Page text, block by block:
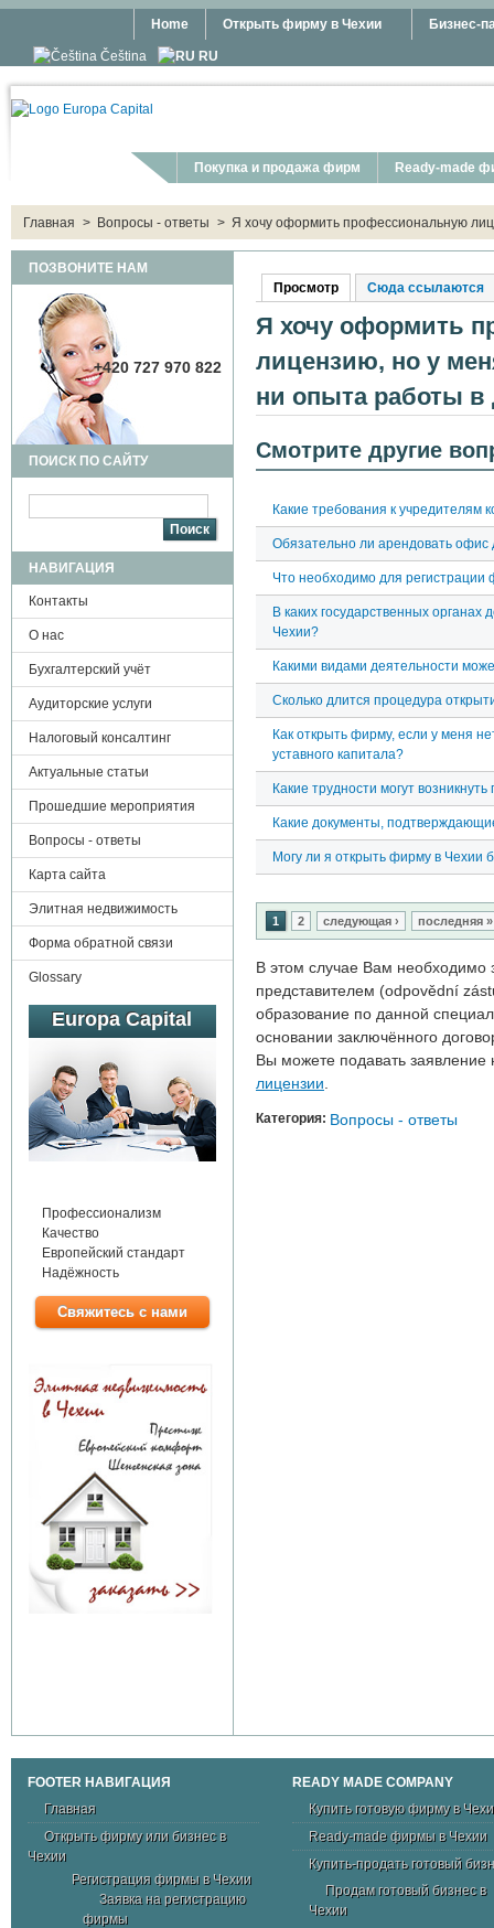
Перейти к основному содержанию
Home
Открыть фирму в Чехии Бизнес-
Čeština RU
Покупка и продажа фирм Ready-made
You are here:
Главная > Вопросы - ответы > Я хочу оформить профессиональную
ПОЗВОНИТЕ НАМ
+420 727 970 822
ПОИСК ПО САЙТУ
НАВИГАЦИЯ
Контакты
О нас
Бухгалтерский учёт
Аудиторские услуги
Налоговый консалтинг
Актуальные статьи
Прошедшие мероприятия
Вопросы - ответы
Карта сайта
Элитная недвижимость
Форма обратной связи
Glossary
Europa Capital
Профессионализм
Качество
Европейский стандарт
Надёжность
Свяжитесь с нами
Главные вкладки
Просмотр(активная вкладка)
Сюда ссылаются
Я хочу оформить
лицензию, но у
ни опыта работы в
Смотрите другие
Какие требования к учредителям
Обязательно ли арендовать
Что необходимо для
В каких государственных
Чехии?
Какими видами деятельности
Сколько длится процедура
Как открыть фирму, если у меня
уставного капитала?
Какие трудности могут
Какие документы,
Могу ли я открыть фирму в Чехии
1 2 следующая › последняя »
В этом случае Вам необходимо
представителем (odpovědní
образование по данной
основании заключённого
Вы можете подавать заявление
лицензии
Категория: Вопросы - ответы
FOOTER НАВИГАЦИЯ
Главная
Открыть фирму или бизнес в
Чехии
Регистрация фирмы в Чехии
Заявка на регистрацию
фирмы
READY MADE COMPANY
Купить готовую фирму в
Ready-made фирмы в Чехии
Купить-продать готовый
Продам готовый бизнес в
Чехии